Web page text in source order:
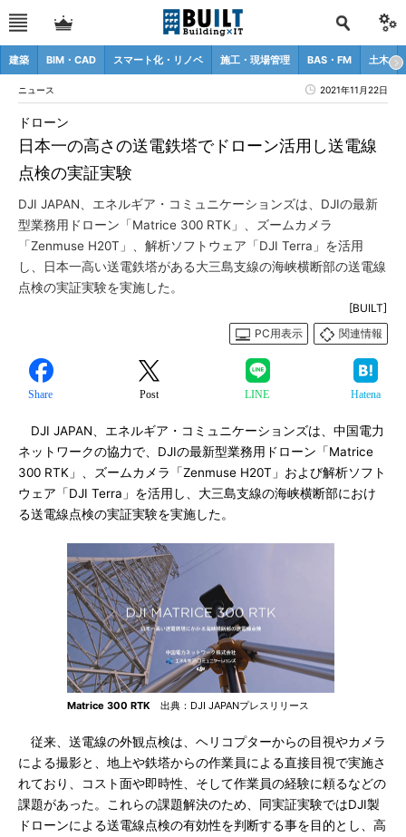
建築 BIM・CAD スマート化・リノベ 施工・現場管理 BAS・FM 土木
ニュース 2021年11月22日
日本一の高さの送電鉄塔でドローン活用し送電線
点検の実証実験
ドローン
DJI JAPAN、エネルギア・コミュニケーションズは、DJIの最新
型業務用ドローン「Matrice 300 RTK」、ズームカメラ
「Zenmuse H20T」、解析ソフトウェア「DJI Terra」を活用
し、日本一高い送電鉄塔がある大三島支線の海峡横断部の送電線
点検の実証実験を実施した。
[BUILT]
PC用表示
関連情報
Share Post LINE Hatena
DJI JAPAN、エネルギア・コミュニケーションズは、中国電力
ネットワークの協力で、DJIの最新型業務用ドローン「Matrice
300 RTK」、ズームカメラ「Zenmuse H20T」および解析ソフト
ウェア「DJI Terra」を活用し、大三島支線の海峡横断部におけ
る送電線点検の実証実験を実施した。
Matrice 300 RTK 出典：DJI JAPANプレスリリース
従来、送電線の外観点検は、ヘリコプターからの目視やカメラ
による撮影と、地上や鉄塔からの作業員による直接目視で実施さ
れており、コスト面や即時性、そして作業員の経験に頼るなどの
課題があった。これらの課題解決のため、同実証実験ではDJI製
ドローンによる送電線点検の有効性を判断する事を目的とし、高